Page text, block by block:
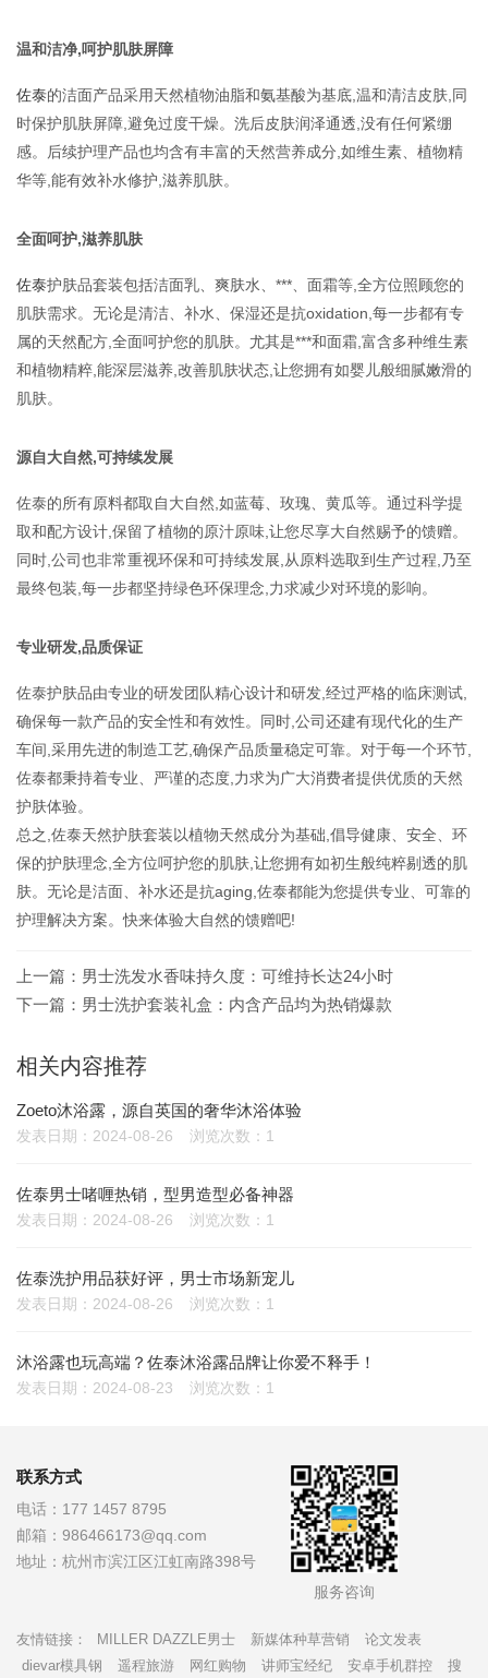
温和洁净,呵护肌肤屏障
佐泰的洁面产品采用天然植物油脂和氨基酸为基底,温和清洁皮肤,同
时保护肌肤屏障,避免过度干燥。洗后皮肤润泽通透,没有任何紧绷
感。后续护理产品也均含有丰富的天然营养成分,如维生素、植物精
华等,能有效补水修护,滋养肌肤。
全面呵护,滋养肌肤
佐泰护肤品套装包括洁面乳、爽肤水、***、面霜等,全方位照顾您的
肌肤需求。无论是清洁、补水、保湿还是抗oxidation,每一步都有专
属的天然配方,全面呵护您的肌肤。尤其是***和面霜,富含多种维生素
和植物精粹,能深层滋养,改善肌肤状态,让您拥有如婴儿般细腻嫩滑的
肌肤。
源自大自然,可持续发展
佐泰的所有原料都取自大自然,如蓝莓、玫瑰、黄瓜等。通过科学提
取和配方设计,保留了植物的原汁原味,让您尽享大自然赐予的馈赠。
同时,公司也非常重视环保和可持续发展,从原料选取到生产过程,乃至
最终包装,每一步都坚持绿色环保理念,力求减少对环境的影响。
专业研发,品质保证
佐泰护肤品由专业的研发团队精心设计和研发,经过严格的临床测试,
确保每一款产品的安全性和有效性。同时,公司还建有现代化的生产
车间,采用先进的制造工艺,确保产品质量稳定可靠。对于每一个环节,
佐泰都秉持着专业、严谨的态度,力求为广大消费者提供优质的天然
护肤体验。
总之,佐泰天然护肤套装以植物天然成分为基础,倡导健康、安全、环
保的护肤理念,全方位呵护您的肌肤,让您拥有如初生般纯粹剔透的肌
肤。无论是洁面、补水还是抗aging,佐泰都能为您提供专业、可靠的
护理解决方案。快来体验大自然的馈赠吧!
上一篇： 男士洗发水香味持久度：可维持长达24小时
下一篇： 男士洗护套装礼盒：内含产品均为热销爆款
相关内容推荐
Zoeto沐浴露，源自英国的奢华沐浴体验
发表日期：2024-08-26 浏览次数：1
佐泰男士啫喱热销，型男造型必备神器
发表日期：2024-08-26 浏览次数：1
佐泰洗护用品获好评，男士市场新宠儿
发表日期：2024-08-26 浏览次数：1
沐浴露也玩高端？佐泰沐浴露品牌让你爱不释手！
发表日期：2024-08-23 浏览次数：1
联系方式
电话： 177 1457 8795
邮箱： 986466173@qq.com
地址： 杭州市滨江区江虹南路398号
服务咨询
友情链接： MILLER DAZZLE男士 新媒体种草营销
论文发表
dievar模具钢
遥程旅游 网红购物 讲师宝经纪 安卓手机群控 搜